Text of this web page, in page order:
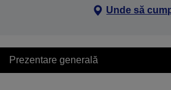
Unde să
Prezentare generală